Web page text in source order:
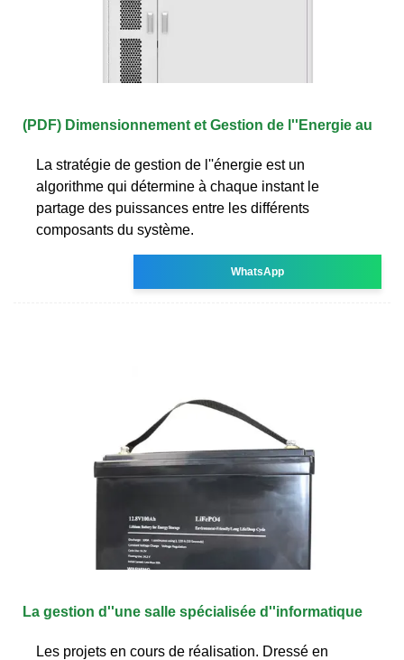
(PDF) Dimensionnement et Gestion de l''Energie au
La stratégie de gestion de l''énergie est un
algorithme qui détermine à chaque instant le
partage des puissances entre les différents
composants du système.
WhatsApp
La gestion d''une salle spécialisée d''informatique
Les projets en cours de réalisation. Dressé en